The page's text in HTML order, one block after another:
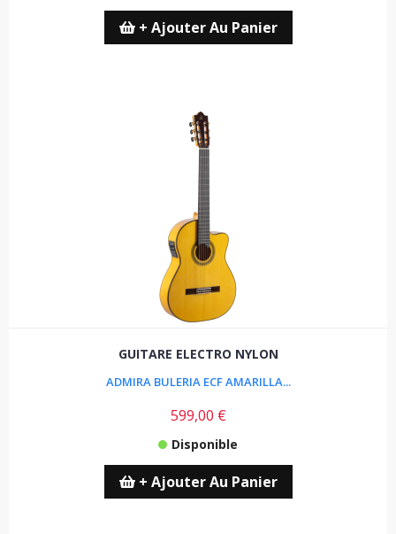
+ Ajouter Au Panier
GUITARE ELECTRO NYLON
ADMIRA BULERIA ECF AMARILLA...
599,00 €
Disponible
+ Ajouter Au Panier